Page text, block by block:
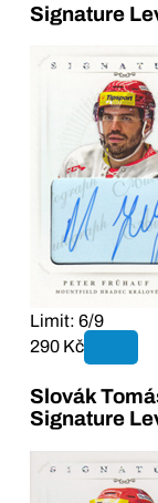
Signature
Limit: 6/9
290 Kč
Slovák
Signature